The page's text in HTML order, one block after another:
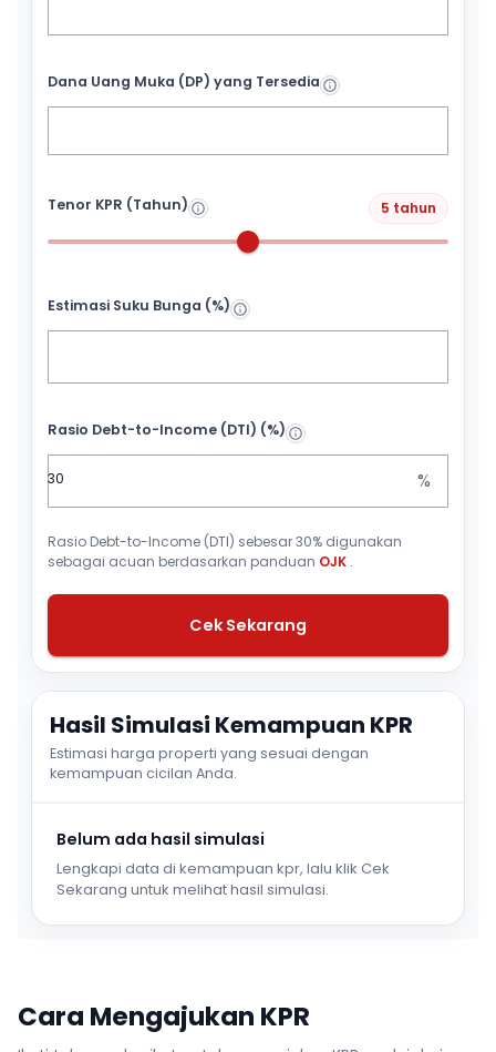
Dana Uang Muka (DP) yang Tersedia
Tenor KPR (Tahun) 5 tahun
Estimasi Suku Bunga (%)
Rasio Debt-to-Income (DTI) (%)
%
Rasio Debt-to-Income (DTI) sebesar 30% digunakan
sebagai acuan berdasarkan panduan OJK .
Cek Sekarang
Hasil Simulasi Kemampuan KPR
Estimasi harga properti yang sesuai dengan
kemampuan cicilan Anda.
Belum ada hasil simulasi
Lengkapi data di kemampuan kpr, lalu klik Cek
Sekarang untuk melihat hasil simulasi.
Cara Mengajukan KPR